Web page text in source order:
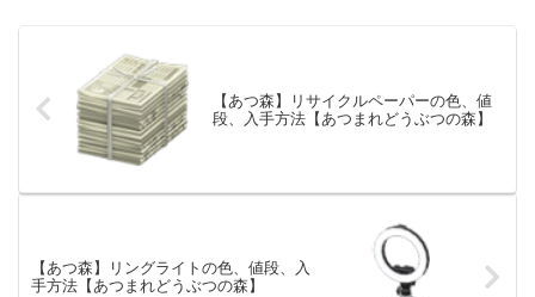
【あつ森】リサイクルペーパーの色、値
段、入手方法【あつまれどうぶつの森】
【あつ森】リングライトの色、値段、入
手方法【あつまれどうぶつの森】